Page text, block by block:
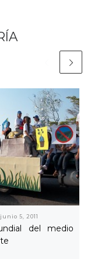
junio 5, 2011
del medio